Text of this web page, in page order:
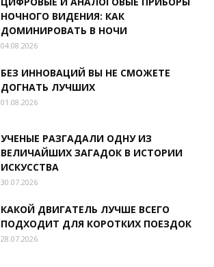
НОЧНОГО ВИДЕНИЯ: КАК
ДОМИНИРОВАТЬ В НОЧИ
04.08.2026
БЕЗ ИННОВАЦИЙ ВЫ НЕ СМОЖЕТЕ
ДОГНАТЬ ЛУЧШИХ
01.08.2026
УЧЕНЫЕ РАЗГАДАЛИ ОДНУ ИЗ
ВЕЛИЧАЙШИХ ЗАГАДОК В ИСТОРИИ
ИСКУССТВА
30.07.2026
КАКОЙ ДВИГАТЕЛЬ ЛУЧШЕ ВСЕГО
ПОДХОДИТ ДЛЯ КОРОТКИХ ПОЕЗДОК
28.07.2026